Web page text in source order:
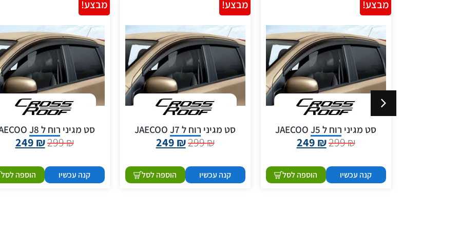
סט מגיני רוח ל JAECOO J5
299₪
249 ₪
קנה עכשיו הוספה לסל
מבצע!
סט מגיני רוח ל JAECOO J7
299₪
249 ₪
קנה עכשיו הוספה לסל
מבצע!
סט מגיני רוח ל JAECOO J8
299₪
249 ₪
קנה עכשיו הוספה לסל
מבצע!